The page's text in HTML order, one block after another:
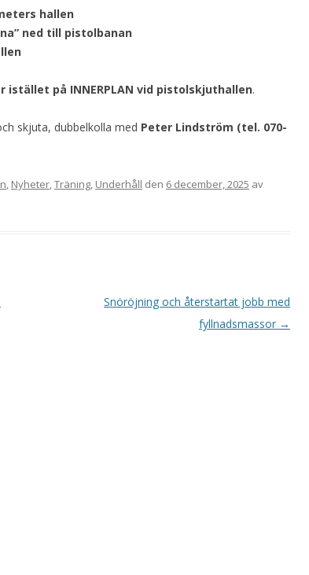
hallen
ned till pistolbanan
på INNERPLAN vid pistolskjuthallen.
skjuta, dubbelkolla med Peter Lindström (tel. 070-
, Nyheter,Träning, Underhåll den 6 december, 2025 av
Snöröjning och återstartat jobb med
fyllnadsmassor →